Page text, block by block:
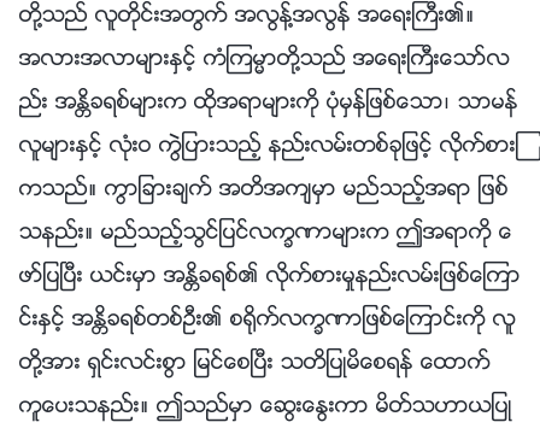
တို႔သည္ လူတိုင္းအတြက္ အလြန႔္အလြန္ အေရးႀကီး၏။
အလားအလာမ်ားႏွင့္ ကံၾကမၼာတို႔သည္ အေရးႀကီးေသာ္လ
ည္း အႏၲိခရစ္မ်ားက ထိုအရာမ်ားကို ပုံမွန္ျဖစ္ေသာ၊ သာမန္
လူမ်ားႏွင့္ လုံးဝ ကြဲျပားသည့္ နည္းလမ္းတစ္ခုျဖင့္ လိုက္စားၾ
ကသည္။ ကြာျခားခ်က္ အတိအက်မွာ မည္သည့္အရာ ျဖစ္
သနည္း။ မည္သည့္သြင္ျပင္လကၡဏာမ်ားက ဤအရာကို ေ
ဖာ္ျပၿပီး ယင္းမွာ အႏၲိခရစ္၏ လိုက္စားမႈနည္းလမ္းျဖစ္ေၾကာ
င္းႏွင့္ အႏၲိခရစ္တစ္ဦး၏ စ႐ိုက္လကၡဏာျဖစ္ေၾကာင္းကို လူ
တို႔အား ရွင္းလင္းစြာ ျမင္ေစၿပီး သတိျပဳမိေစရန္ ေထာက္
ကူေပးသနည္း။ ဤသည္မွာ ေဆြးေႏြးကာ မိတ္သဟာယျပဳ